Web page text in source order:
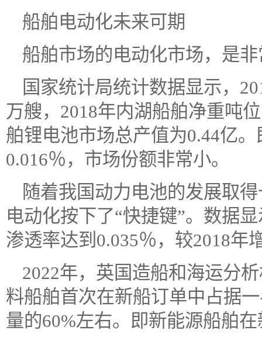
船舶电动化未来可期
船舶市场的电动化市场，是
国家统计局统计数据显示，
万艘，2018年内湖船舶净重吨
舶锂电池市场总产值为0.44亿
0.016％，市场份额非常小。
随着我国动力电池的发展取
电动化按下了“快捷键”。数据
渗透率达到0.035％，较2018年
2022年，英国造船和海运分
料船舶首次在新船订单中占据
量的60%左右。即新能源船舶